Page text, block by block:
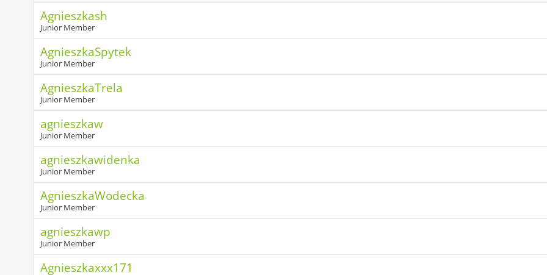
Agnieszkash
Junior Member
AgnieszkaSpytek
Junior Member
AgnieszkaTrela
Junior Member
agnieszkaw
Junior Member
agnieszkawidenka
Junior Member
AgnieszkaWodecka
Junior Member
agnieszkawp
Junior Member
Agnieszkaxxx171